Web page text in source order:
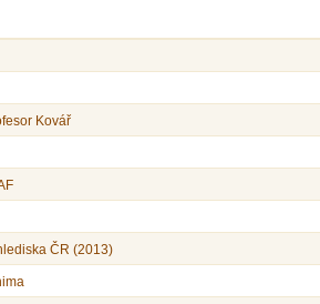
Kovář
ČR (2013)